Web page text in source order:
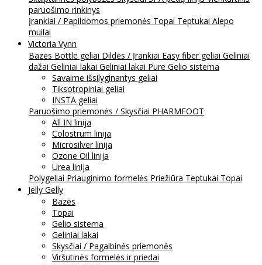
paruošimo rinkinys
Įrankiai / Papildomos priemonės Topai Teptukai Alepo
muilai
Victoria Vynn
Bazės Bottle geliai Dildės / Įrankiai Easy fiber geliai Geliniai
dažai Geliniai lakai Geliniai lakai Pure Gelio sistema
Savaime išsilyginantys geliai
Tiksotropiniai geliai
INSTA geliai
Paruošimo priemonės / Skysčiai PHARMFOOT
All IN linija
Colostrum linija
Microsilver linija
Ozone Oil linija
Urea linija
Polygeliai Priauginimo formelės Priežiūra Teptukai Topai
Jelly Gelly
Bazės
Topai
Gelio sistema
Geliniai lakai
Skysčiai / Pagalbinės priemonės
Viršutinės formelės ir priedai